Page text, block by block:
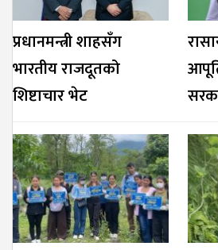
प्रधानमन्त्री शाहसँग
भारतीय राजदूतको
शिष्टाचार भेट